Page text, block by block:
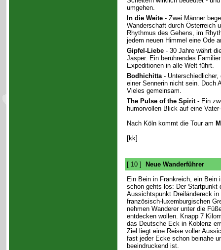
umgehen.
In die Weite- Zwei Männer
Wanderschaft durch Österreich
Rhythmus des Gehens, im
jedem neuen Himmel eine Ode
Gipfel-Liebe- 30 Jahre währt
Jasper. Ein berührendes
Expeditionen in alle Welt führt.
Bodhichitta- Unterschiedlicher,
einer Sennerin nicht sein. Doch
Vieles gemeinsam.
The Pulse of the Spirit- Ein
humorvollen Blick auf eine
Nach Köln kommt die Tour am
[kk]
[ 10 ]
Neue Wanderführer
Ein Bein in Frankreich, ein Bein
schon gehts los: Der Startpunkt
Aussichtspunkt Dreiländereck
französisch-luxemburgischen
nehmen Wanderer unter die
entdecken wollen. Knapp 7
das Deutsche Eck in Koblenz
Ziel liegt eine Reise voller
fast jeder Ecke schon beinahe
beeindruckend ist.